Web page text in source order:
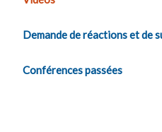
Demande de réactions et de
Conférences passées